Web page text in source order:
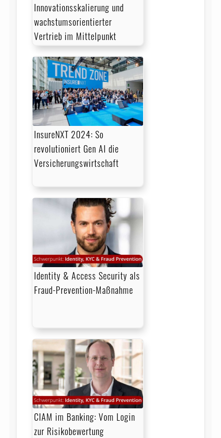
Innovationsskalierung und
wachstumsorientierter
Vertrieb im Mittelpunkt
InsureNXT 2024: So
revolutioniert Gen AI die
Versicherungswirtschaft
Identity & Access Security als
Fraud-Prevention-Maßnahme
CIAM im Banking: Vom Login
zur Risikobewertung